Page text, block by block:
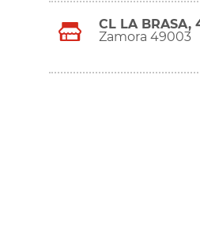
CL LA BRASA,
Zamora 49003